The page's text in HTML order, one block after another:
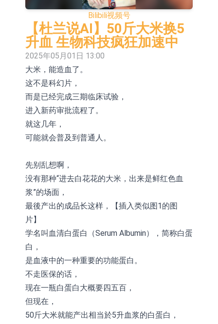
股份(002458.CN)涨10.02%
台积电7月营收同比增加44.7%
【异动股】港股涨幅榜前十，易居企
业控股(02048.HK)涨+84.21%，金辉
控股(09993.HK)涨+45.60%
新时达：暂未生产四足载人机器人
【异动股】鸡肉概念板块拉升，益生
股份(002458.CN)涨10.02%
【异动股】CRO板块拉升，药康生物
(688046.CN)涨19.99%
【异动股】诊断服务板块拉升，贝瑞
息专场成功举办
市场监管总局印发 《广告业统计调查
问(02176.HK)跌40.96%，天瑞汽车内
饰(06162.HK)跌26.09%
Bilibili视频号
【杜兰说AI】50斤大米换5
升血 生物科技疯狂加速中
2025年05月01日 13:00
大米，能造血了。
这不是科幻片，
而是已经完成三期临床试验，
进入新药审批流程了。
就这几年，
可能就会普及到普通人。
先别乱想啊，
没有那种“进去白花花的大米，出来是鲜红色血
浆”的场面，
最後产出的成品长这样，【插入类似图1的图
片】
学名叫血清白蛋白（Serum Albumin），简称白蛋
白，
是血液中的一种重要的功能蛋白。
不走医保的话，
现在一瓶白蛋白大概要四五百，
但现在，
50斤大米就能产出相当於5升血浆的白蛋白，